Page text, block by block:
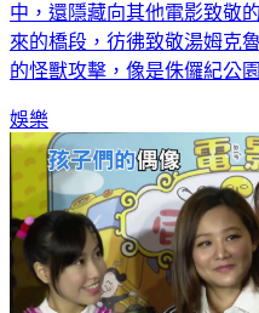
中，還隱藏向其他電影致敬
來的橋段，彷彿致敬湯姆克
的怪獸攻擊，像是侏儸紀公
娛樂